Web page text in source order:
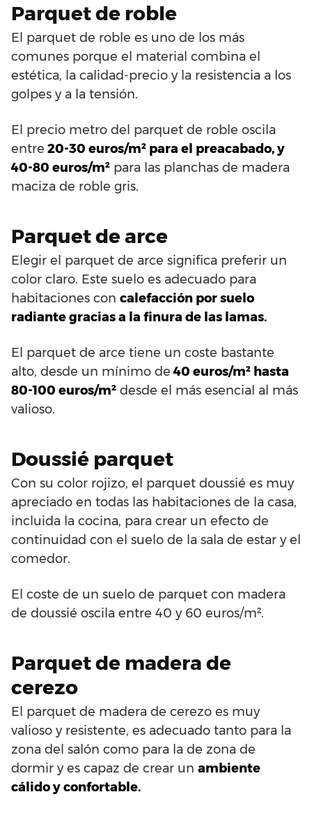
Parquet de roble
El parquet de roble es uno de los más
comunes porque el material combina el
estética, la calidad-precio y la resistencia a los
golpes y a la tensión.
El precio metro del parquet de roble oscila
entre 20-30 euros/m² para el preacabado, y
40-80 euros/m² para las planchas de madera
maciza de roble gris.
Parquet de arce
Elegir el parquet de arce significa preferir un
color claro. Este suelo es adecuado para
habitaciones con calefacción por suelo
radiante gracias a la finura de las lamas.
El parquet de arce tiene un coste bastante
alto, desde un mínimo de 40 euros/m² hasta
80-100 euros/m² desde el más esencial al más
valioso.
Doussié parquet
Con su color rojizo, el parquet doussié es muy
apreciado en todas las habitaciones de la casa,
incluida la cocina, para crear un efecto de
continuidad con el suelo de la sala de estar y el
comedor.
El coste de un suelo de parquet con madera
de doussié oscila entre 40 y 60 euros/m².
Parquet de madera de
cerezo
El parquet de madera de cerezo es muy
valioso y resistente, es adecuado tanto para la
zona del salón como para la de zona de
dormir y es capaz de crear un ambiente
cálido y confortable.